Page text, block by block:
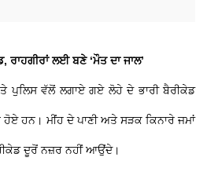
ਲਈ ਬਣੇ ‘ਮੌਤ ਦਾ ਜਾਲ’
ਪੁਲਿਸ ਵੱਲੋਂ ਲਗਾਏ ਗਏ ਲੋਹੇ ਦੇ ਭਾਰੀ ਬੈਰੀਕੇਡ
ਹੋਏ ਹਨ। ਮੀਂਹ ਦੇ ਪਾਣੀ ਅਤੇ ਸੜਕ ਕਿਨਾਰੇ ਜਮਾਂ
ਦੂਰੋਂ ਨਜ਼ਰ ਨਹੀਂ ਆਉਂਦੇ।